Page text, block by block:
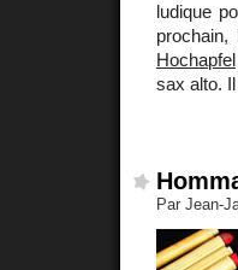
ludique
Hochapfel
sax alto.
Par Jean-